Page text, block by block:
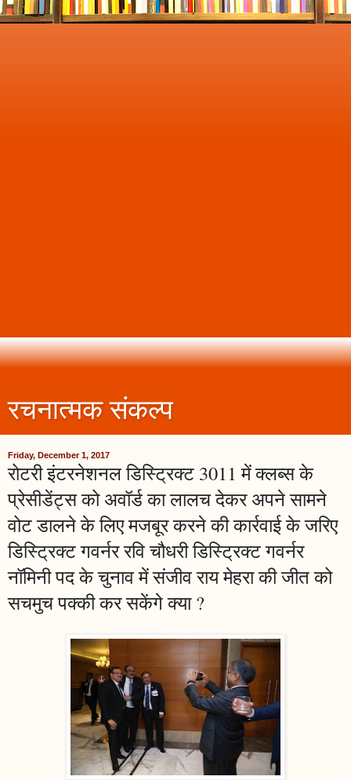
रचनात्मक संकल्प
Friday, December 1, 2017
रोटरी इंटरनेशनल डिस्ट्रिक्ट 3011 में क्लब्स के
प्रेसीडेंट्स को अवॉर्ड का लालच देकर अपने सामने
वोट डालने के लिए मजबूर करने की कार्रवाई के जरिए
डिस्ट्रिक्ट गवर्नर रवि चौधरी डिस्ट्रिक्ट गवर्नर
नॉमिनी पद के चुनाव में संजीव राय मेहरा की जीत को
सचमुच पक्की कर सकेंगे क्या ?